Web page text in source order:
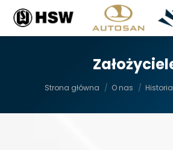
Strona główna O nas Historia